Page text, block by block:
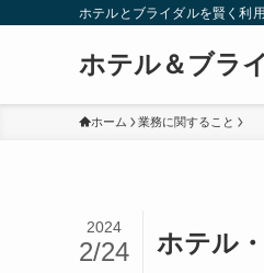
ホテルとブライダルを賢く利
ホテル＆ブラ
ホーム 業務に関すること
ホテル
2024
2/24